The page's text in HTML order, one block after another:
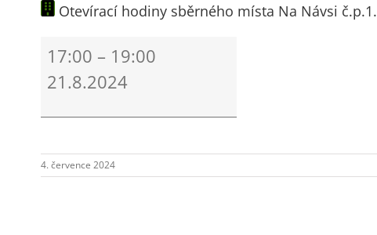
Otevírací hodiny sběrného místa Na Návsi č.p.1.
hodiny
sběrného
Na
č.p.1.
17:00 – 19:00
21.8.2024
4. července 2024